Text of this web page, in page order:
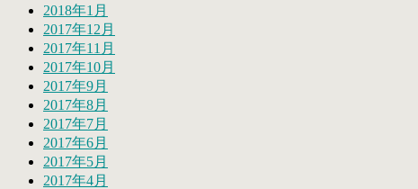
2018年1月
2017年12月
2017年11月
2017年10月
2017年9月
2017年8月
2017年7月
2017年6月
2017年5月
2017年4月